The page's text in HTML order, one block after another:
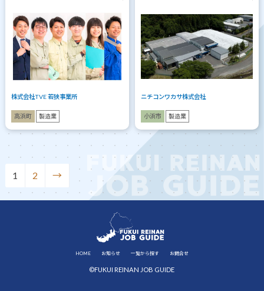
株式会社TVE 若狭事業所
高浜町 製造業
ニチコンワカサ株式会社
小浜市 製造業
1 2 →
HOME お知らせ 一覧から探す お問合せ
©FUKUI REINAN JOB GUIDE